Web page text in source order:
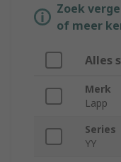
Zoek
of meer
Alles
Merk
Lapp
Series
YY